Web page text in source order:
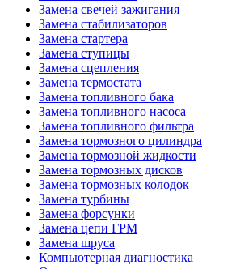
Замена свечей зажигания
Замена стабилизаторов
Замена стартера
Замена ступицы
Замена сцепления
Замена термостата
Замена топливного бака
Замена топливного насоса
Замена топливного фильтра
Замена тормозного цилиндра
Замена тормозной жидкости
Замена тормозных дисков
Замена тормозных колодок
Замена турбины
Замена форсунки
Замена цепи ГРМ
Замена шруса
Компьютерная диагностика